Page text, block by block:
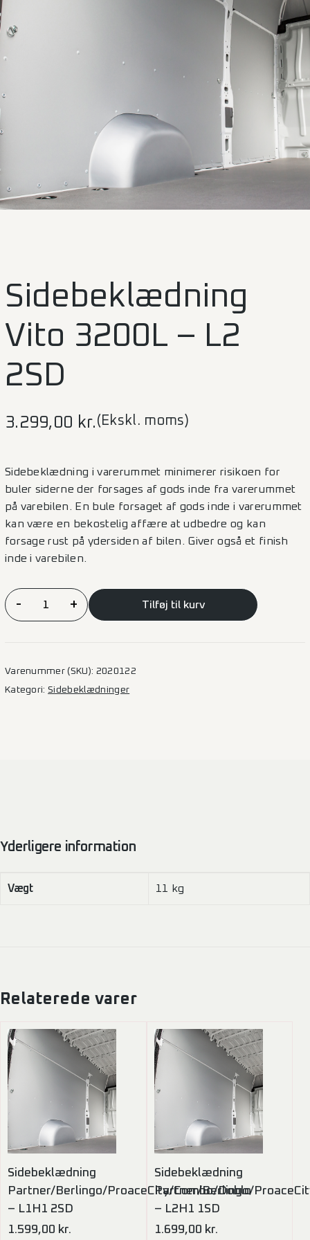
Sidebeklædning
Vito 3200L – L2
2SD
3.299,00 kr. (Ekskl. moms)
Sidebeklædning i varerummet minimerer risikoen for
buler siderne der forsages af gods inde fra varerummet
på varebilen. En bule forsaget af gods inde i varerummet
kan være en bekostelig affære at udbedre og kan
forsage rust på ydersiden af bilen. Giver også et finish
inde i varebilen.
Sidebeklædning
Vito
L2
- + Tilføj til kurv
Varenummer (SKU): 2020122
Kategori:Sidebeklædninger
Yderligere information
Vægt 11 kg
Relaterede varer
Sidebeklædning
Partner/Berlingo/ProaceCity/Combo/Doblo
– L1H1 2SD
1.599,00 kr.
Sidebeklædning
Partner/Berlingo/
– L2H1 1SD
1.699,00 kr.